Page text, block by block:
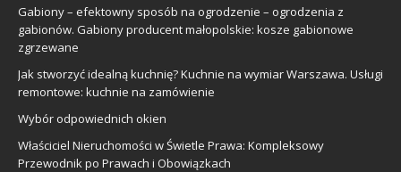
Gabiony – efektowny sposób na ogrodzenie – ogrodzenia z
gabionów. Gabiony producent małopolskie: kosze gabionowe
zgrzewane
Jak stworzyć idealną kuchnię? Kuchnie na wymiar Warszawa. Usługi
remontowe: kuchnie na zamówienie
Wybór odpowiednich okien
Właściciel Nieruchomości w Świetle Prawa: Kompleksowy
Przewodnik po Prawach i Obowiązkach